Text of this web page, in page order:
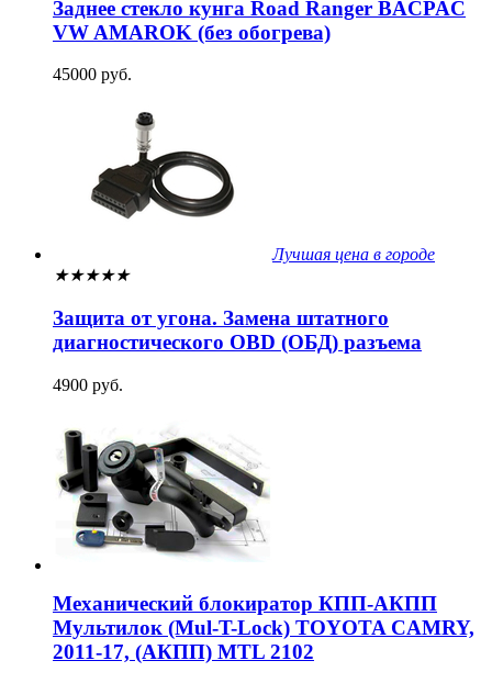
Заднее стекло кунга Road Ranger BACPAC
VW AMAROK (без обогрева)
45000 руб.
Лучшая цена в городе
★★★★★
Защита от угона. Замена штатного
диагностического OBD (ОБД) разъема
4900 руб.
Механический блокиратор КПП-АКПП
Мультилок (Mul-T-Lock) TOYOTA CAMRY,
2011-17, (АКПП) MTL 2102